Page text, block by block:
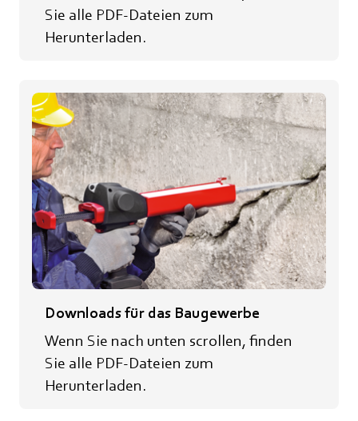
Sie alle PDF-Dateien zum
Herunterladen.
Downloads für das Baugewerbe
Wenn Sie nach unten scrollen, finden
Sie alle PDF-Dateien zum
Herunterladen.